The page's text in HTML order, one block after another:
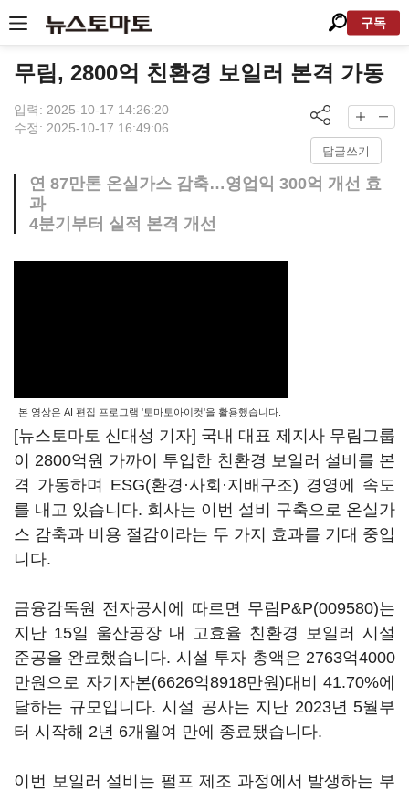
구독
무림, 2800억 친환경 보일러 본격 가동
입력: 2025-10-17 14:26:20
수정: 2025-10-17 16:49:06
답글쓰기
연 87만톤 온실가스 감축…영업익 300억 개선 효
과
4분기부터 실적 본격 개선
본 영상은 AI 편집 프로그램 '토마토아이컷'을 활용했습니다.
[뉴스토마토 신대성 기자] 국내 대표 제지사 무림그룹
이 2800억원 가까이 투입한 친환경 보일러 설비를 본
격 가동하며 ESG(환경·사회·지배구조) 경영에 속도
를 내고 있습니다. 회사는 이번 설비 구축으로 온실가
스 감축과 비용 절감이라는 두 가지 효과를 기대 중입
니다.
금융감독원 전자공시에 따르면 무림P&P(009580)는
지난 15일 울산공장 내 고효율 친환경 보일러 시설
준공을 완료했습니다. 시설 투자 총액은 2763억4000
만원으로 자기자본(6626억8918만원)대비 41.70%에
달하는 규모입니다. 시설 공사는 지난 2023년 5월부
터 시작해 2년 6개월여 만에 종료됐습니다.
이번 보일러 설비는 펄프 제조 과정에서 발생하는 부